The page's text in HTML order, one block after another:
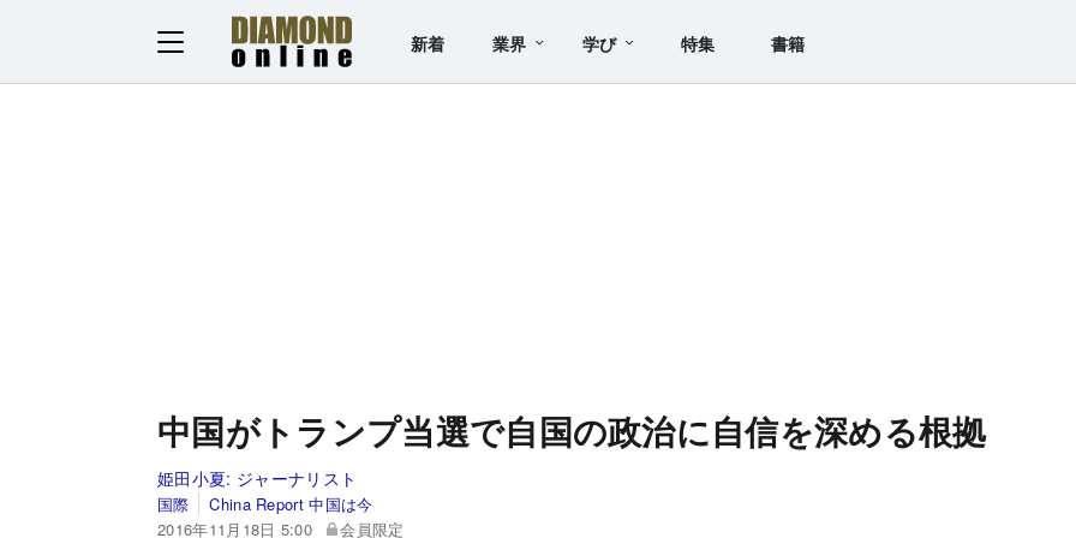
新着 業界 学び 特集 書籍
中国がトランプ当選で自国の政治に自信を深める根拠
姫田小夏: ジャーナリスト
国際
China Report 中国は今
2016年11月18日 5:00
会員限定